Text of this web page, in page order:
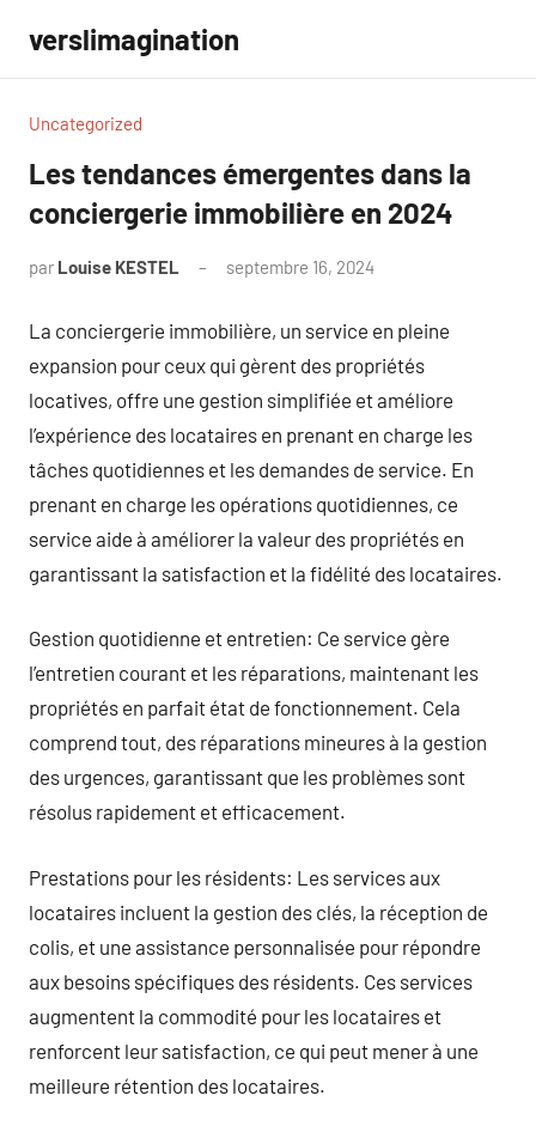
contenu
verslimagination
Uncategorized
Les tendances émergentes dans la
conciergerie immobilière en 2024
par Louise KESTEL septembre 16, 2024
La conciergerie immobilière, un service en pleine
expansion pour ceux qui gèrent des propriétés
locatives, offre une gestion simplifiée et améliore
l’expérience des locataires en prenant en charge les
tâches quotidiennes et les demandes de service. En
prenant en charge les opérations quotidiennes, ce
service aide à améliorer la valeur des propriétés en
garantissant la satisfaction et la fidélité des locataires.
Gestion quotidienne et entretien: Ce service gère
l’entretien courant et les réparations, maintenant les
propriétés en parfait état de fonctionnement. Cela
comprend tout, des réparations mineures à la gestion
des urgences, garantissant que les problèmes sont
résolus rapidement et efficacement.
Prestations pour les résidents: Les services aux
locataires incluent la gestion des clés, la réception de
colis, et une assistance personnalisée pour répondre
aux besoins spécifiques des résidents. Ces services
augmentent la commodité pour les locataires et
renforcent leur satisfaction, ce qui peut mener à une
meilleure rétention des locataires.